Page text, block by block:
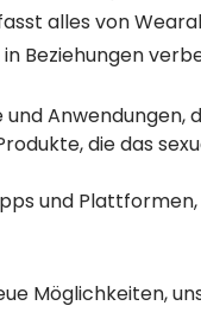
alles von
Beziehungen
Anwendungen,
die das
und
Möglichkeiten,